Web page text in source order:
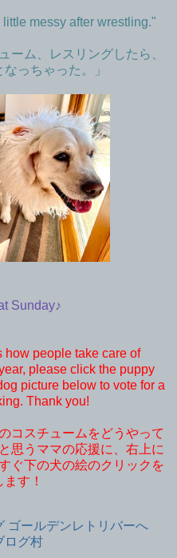
messy after wrestling."
ーム、レスリングしたら、
っちゃった。」
Sunday♪
how people take care of
please click the puppy
picture below to vote for a
Thank you!
コスチュームをどうやって
思うママの応援に、右上に
ぐ下の犬の絵のクリックを
す！
ログ村